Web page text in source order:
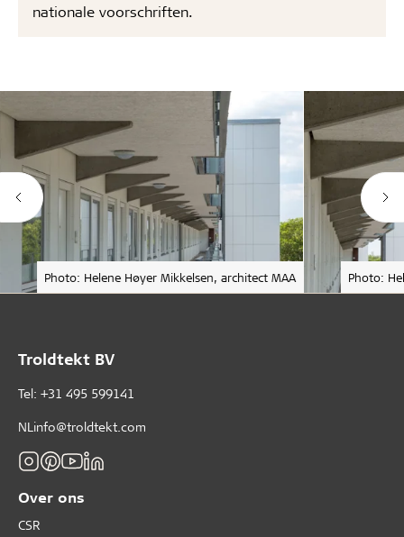
nationale voorschriften.
Photo: Helene Høyer Mikkelsen, architect MAA Photo:
Troldtekt BV
Tel: +31 495 599141
NLinfo@troldtekt.com
Over ons
CSR